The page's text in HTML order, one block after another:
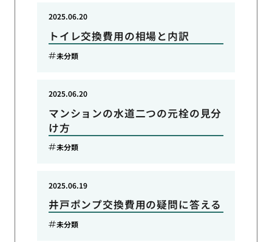
トイレ交換費用の相場と内訳
2025.06.20
未分類
マンションの水道二つの元栓の見分
け方
2025.06.20
未分類
井戸ポンプ交換費用の疑問に答える
2025.06.19
未分類